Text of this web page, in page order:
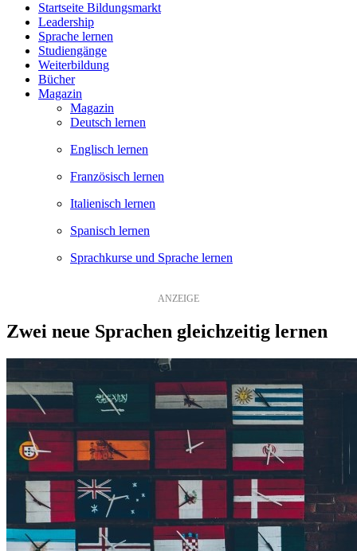
Startseite Bildungsmarkt
Leadership
Sprache lernen
Studiengänge
Weiterbildung
Bücher
Magazin
Magazin
Deutsch lernen
Englisch lernen
Französisch lernen
Italienisch lernen
Spanisch lernen
Sprachkurse und Sprache lernen
Zwei neue Sprachen gleichzeitig lernen